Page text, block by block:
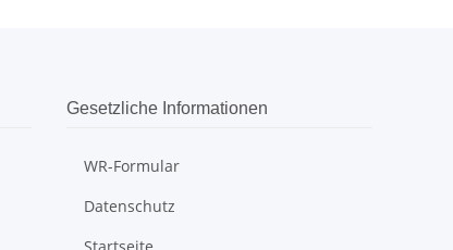
Gesetzliche Informationen
WR-Formular
Datenschutz